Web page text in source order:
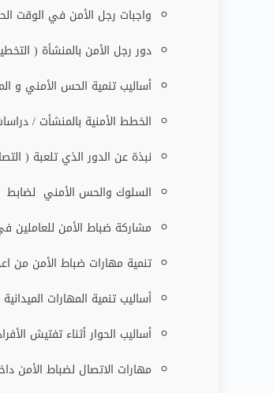
واجبات رجل الأمن في الوقت
دور رجل الأمن بالمنشأة (
أساليب تنمية الحس الأمني و
الخطط الأمنية بالمنشأت /
نبذة عن الدور الذي تلعبة (
السلوك والحس الأمني لضابط
مشاركة ضباط الأمن للعاملين
تنمية مهارات ضباط الأمن من
أساليب تنمية المهارات
أساليب الحوار أثناء تفتيش
مهارات الاتصال لضباط الأمن